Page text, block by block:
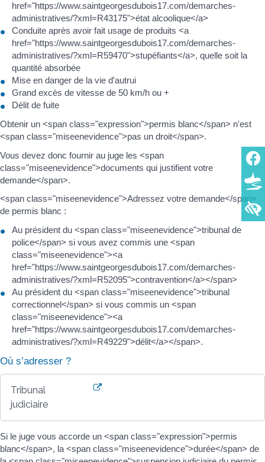
href="https://www.saintgeorgesdubois17.com/demarches-
administratives/?xml=R43175">état alcoolique</a>
Conduite après avoir fait usage de produits <a
href="https://www.saintgeorgesdubois17.com/demarches-
administratives/?xml=R59470">stupéfiants</a>, quelle soit la
quantité absorbée
Mise en danger de la vie d'autrui
Grand excès de vitesse de 50 km/h ou +
Délit de fuite
Obtenir un <span class="expression">permis blanc</span> n'est
<span class="miseenevidence">pas un droit</span>.
Vous devez donc fournir au juge les <span
class="miseenevidence">documents qui justifient votre
demande</span>.
<span class="miseenevidence">Adressez votre demande</span>
de permis blanc :
Au président du <span class="miseenevidence">tribunal de
police</span> si vous avez commis une <span
class="miseenevidence"><a
href="https://www.saintgeorgesdubois17.com/demarches-
administratives/?xml=R52095">contravention</a></span>
Au président du <span class="miseenevidence">tribunal
correctionnel</span> si vous commis un <span
class="miseenevidence"><a
href="https://www.saintgeorgesdubois17.com/demarches-
administratives/?xml=R49229">délit</a></span>.
Où s’adresser ?
Tribunal
judiciaire
Si le juge vous accorde un <span class="expression">permis
blanc</span>, la <span class="miseenevidence">durée</span> de